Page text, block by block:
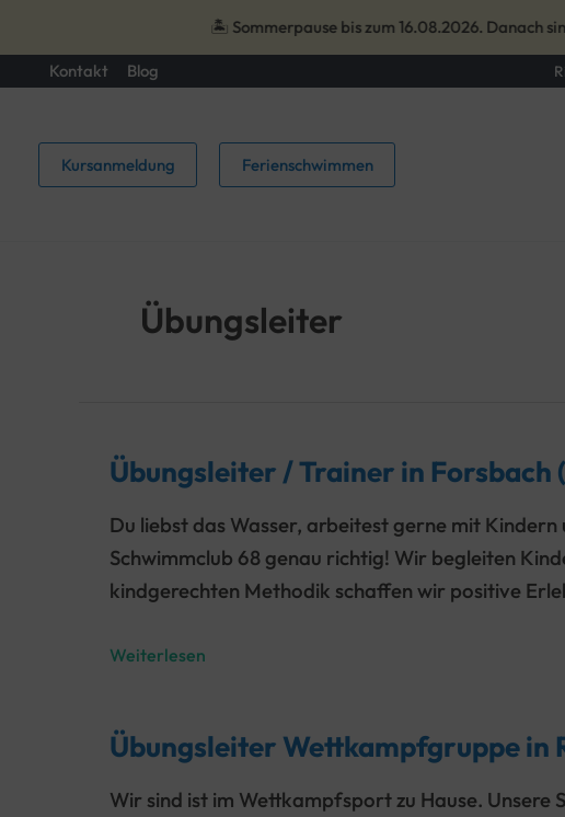
🏝️ Sommerpause bis zum 16.08.2026. Danach
springen
Kontakt Blog
Kursanmeldung Ferienschwimmen
Übungsleiter
Übungsleiter / Trainer in Forsbach
Du liebst das Wasser, arbeitest gerne mit
Schwimmclub 68 genau richtig! Wir begleiten
kindgerechten Methodik schaffen wir positive
Übungsleiter
in
Weiterlesen
Übungsleiter Wettkampfgruppe in
Wir sind ist im Wettkampfsport zu Hause. Unsere